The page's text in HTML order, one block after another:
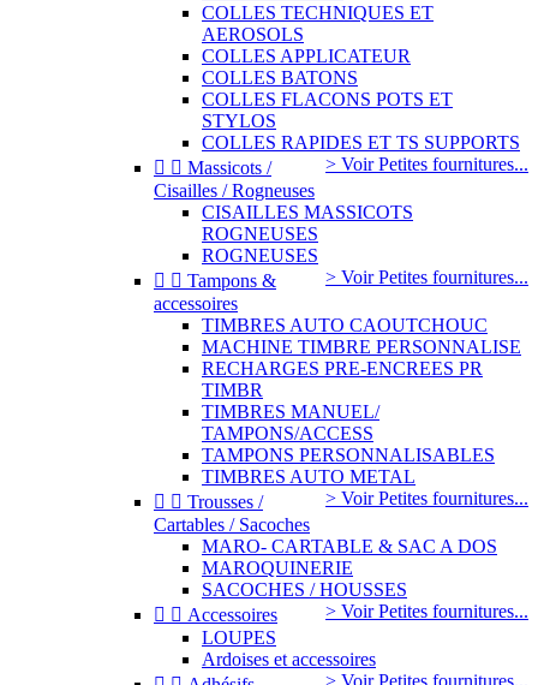
COLLES TECHNIQUES ET
AEROSOLS
COLLES APPLICATEUR
COLLES BATONS
COLLES FLACONS POTS ET
STYLOS
COLLES RAPIDES ET TS SUPPORTS
> Voir Petites fournitures...
  Massicots /
Cisailles / Rogneuses
CISAILLES MASSICOTS
ROGNEUSES
ROGNEUSES
> Voir Petites fournitures...
  Tampons &
accessoires
TIMBRES AUTO CAOUTCHOUC
MACHINE TIMBRE PERSONNALISE
RECHARGES PRE-ENCREES PR
TIMBR
TIMBRES MANUEL/
TAMPONS/ACCESS
TAMPONS PERSONNALISABLES
TIMBRES AUTO METAL
> Voir Petites fournitures...
  Trousses /
Cartables / Sacoches
MARO- CARTABLE & SAC A DOS
MAROQUINERIE
SACOCHES / HOUSSES
> Voir Petites fournitures...
  Accessoires
LOUPES
Ardoises et accessoires